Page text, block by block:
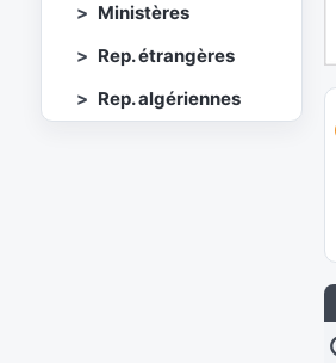
Ministères
Rep. étrangères
Rep. algériennes